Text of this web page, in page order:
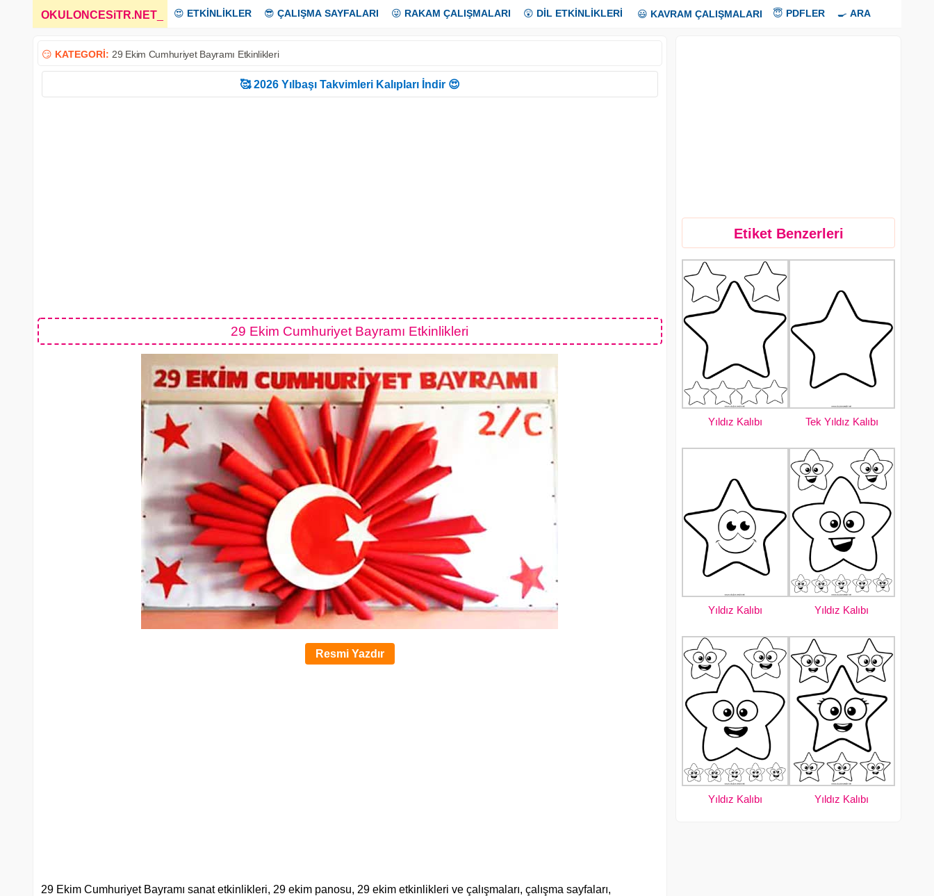
OKULONCESiTR.NET 😍 ETKİNLİKLER 😎 ÇALIŞMA SAYFALARI 😜 RAKAM ÇALIŞMALARI 😲 DİL ETKİNLİKLERİ 😃 KAVRAM ÇALIŞMALARI 😇 PDFLER 🍳 ARA
😏 KATEGORİ: 29 Ekim Cumhuriyet Bayramı Etkinlikleri
🥰 2026 Yılbaşı Takvimleri Kalıpları İndir 😍
29 Ekim Cumhuriyet Bayramı Etkinlikleri
Resmi Yazdır
29 Ekim Cumhuriyet Bayramı sanat etkinlikleri, 29 ekim panosu, 29 ekim etkinlikleri ve çalışmaları, çalışma sayfaları,
Etiket Benzerleri
Yıldız Kalıbı Tek Yıldız Kalıbı
Yıldız Kalıbı Yıldız Kalıbı
Yıldız Kalıbı Yıldız Kalıbı